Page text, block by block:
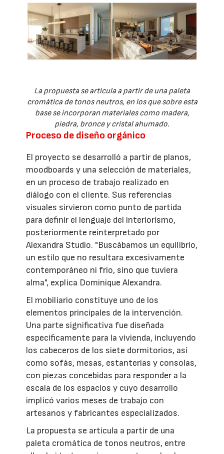
La propuesta se articula a partir de una paleta
cromática de tonos neutros, en los que sobre esta
base se incorporan materiales como madera,
piedra, bronce y cristal ahumado.
Proceso de diseño orgánico
El proyecto se desarrolló a partir de planos,
moodboards y una selección de materiales,
en un proceso de trabajo realizado en
diálogo con el cliente. Sus referencias
visuales sirvieron como punto de partida
para definir el lenguaje del interiorismo,
posteriormente reinterpretado por
Alexandra Studio. "Buscábamos un equilibrio,
un estilo que no resultara excesivamente
contemporáneo ni frío, sino que tuviera
alma", explica Dominique Alexandra.
El mobiliario constituye uno de los
elementos principales de la intervención.
Una parte significativa fue diseñada
específicamente para la vivienda, incluyendo
los cabeceros de los siete dormitorios, así
como sofás, mesas, estanterías y consolas,
con piezas concebidas para responder a la
escala de los espacios y cuyo desarrollo
implicó varios meses de trabajo con
artesanos y fabricantes especializados.
La propuesta se articula a partir de una
paleta cromática de tonos neutros, entre